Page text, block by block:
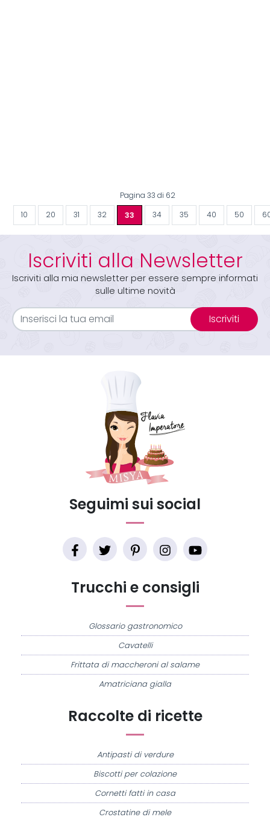
Pagina 33 di 62
10 20 31 32 33 34 35 40 50
Iscriviti alla Newsletter
Iscriviti alla mia newsletter per essere sempre informati
sulle ultime novità
Iscriviti
Raccolte di ricette
Antipasti di verdure
Biscotti per colazione
Cornetti fatti in casa
Crostatine di mele
Trucchi e consigli
Glossario gastronomico
Cavatelli
Frittata di maccheroni al salame
Amatriciana gialla
Seguimi sui social